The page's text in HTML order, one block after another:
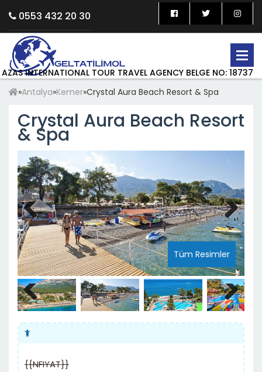
0553 432 20 30
AZAS INTERNATIONAL TOUR TRAVEL AGENCY BELGE NO: 18737
»Antalya»Kemer»Crystal Aura Beach Resort & Spa
Crystal Aura Beach Resort
& Spa
Tüm Resimler
Previous Next
Previous Next
{{NFIYAT}}